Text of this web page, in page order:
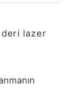
lazer